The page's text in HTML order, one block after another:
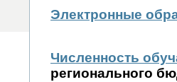
Электронные
Численность
регионального